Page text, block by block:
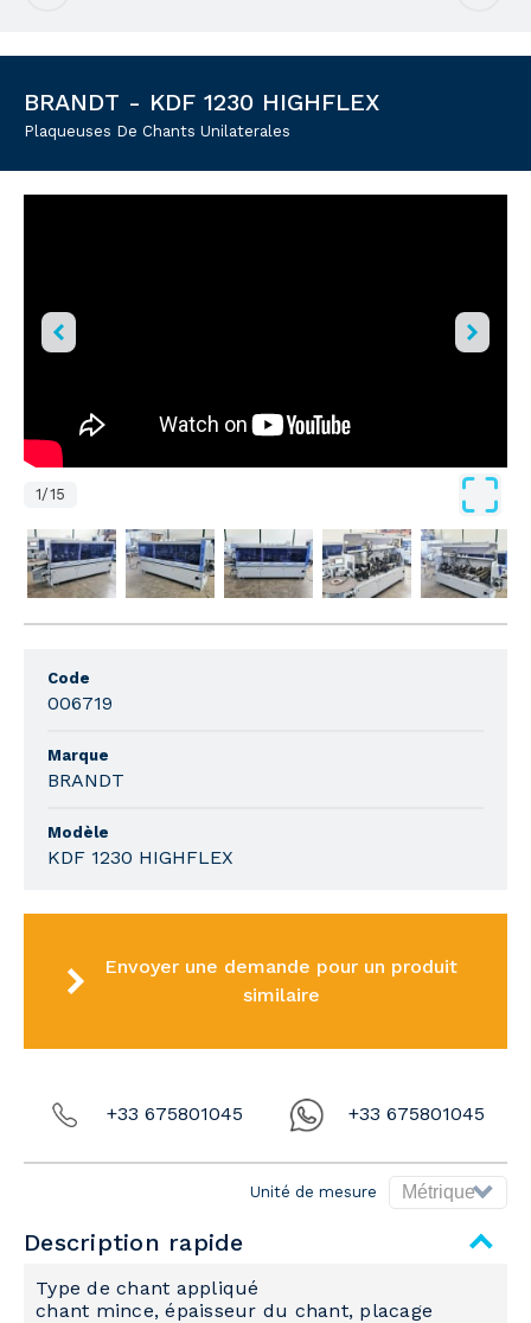
BRANDT - KDF 1230 HIGHFLEX
Plaqueuses De Chants Unilaterales
1/15
Code
006719
Marque
BRANDT
Modèle
KDF 1230 HIGHFLEX
Envoyer une demande pour un produit
similaire
+33 675801045 +33 675801045
Unité de mesure
Description rapide
Type de chant appliqué
chant mince, épaisseur du chant, placage